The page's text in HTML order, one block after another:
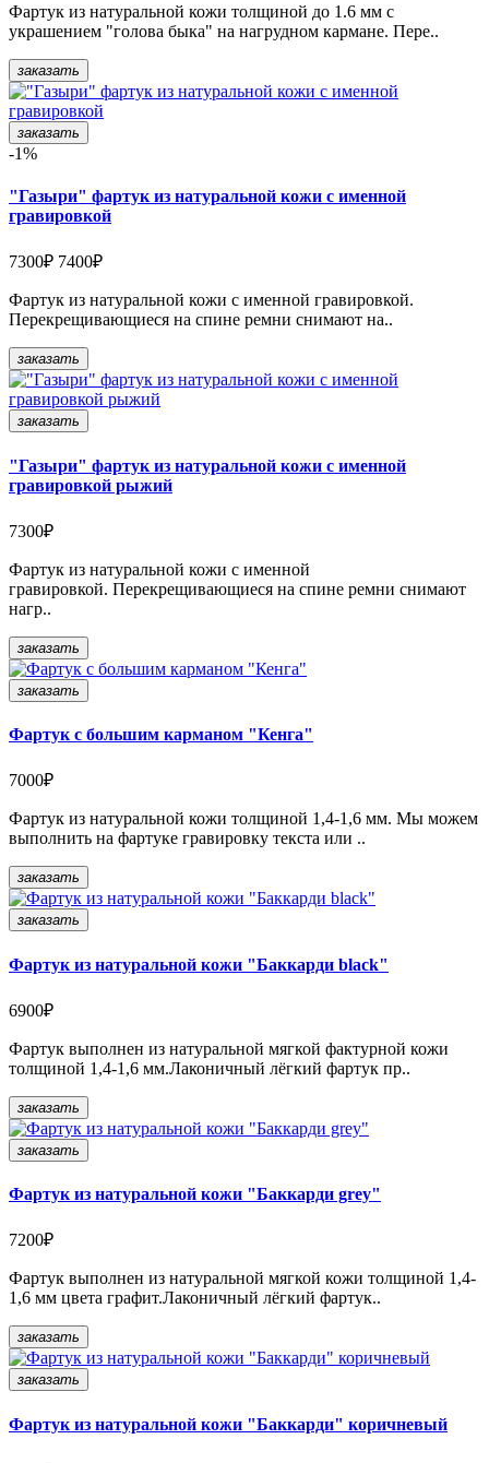
Фартук из натуральной кожи толщиной до 1.6 мм с
украшением "голова быка" на нагрудном кармане. Пере..
заказать
заказать
-1%
"Газыри" фартук из натуральной кожи с именной
гравировкой
7300₽ 7400₽
Фартук из натуральной кожи с именной гравировкой.
Перекрещивающиеся на спине ремни снимают на..
заказать
заказать
"Газыри" фартук из натуральной кожи с именной
гравировкой рыжий
7300₽
Фартук из натуральной кожи с именной
гравировкой. Перекрещивающиеся на спине ремни снимают
нагр..
заказать
заказать
Фартук c большим карманом "Кенга"
7000₽
Фартук из натуральной кожи толщиной 1,4-1,6 мм. Мы можем
выполнить на фартуке гравировку текста или ..
заказать
заказать
Фартук из натуральной кожи "Баккарди black"
6900₽
Фартук выполнен из натуральной мягкой фактурной кожи
толщиной 1,4-1,6 мм.Лаконичный лёгкий фартук пр..
заказать
заказать
Фартук из натуральной кожи "Баккарди grey"
7200₽
Фартук выполнен из натуральной мягкой кожи толщиной 1,4-
1,6 мм цвета графит.Лаконичный лёгкий фартук..
заказать
заказать
Фартук из натуральной кожи "Баккарди" коричневый